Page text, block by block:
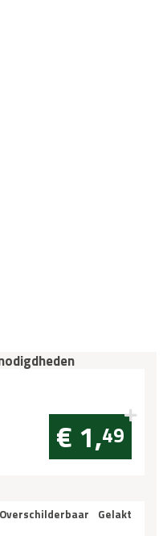
€ 1,49
Gelakt